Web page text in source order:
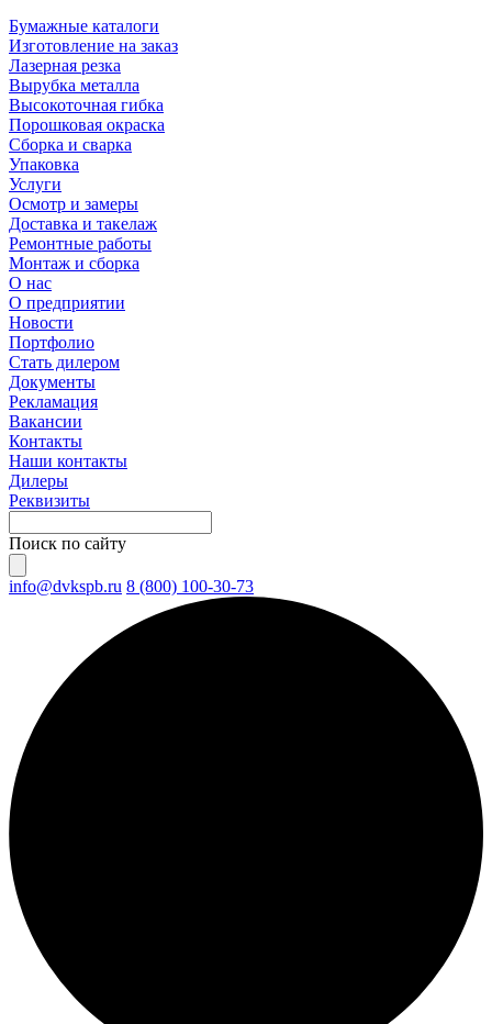
Бумажные каталоги
Изготовление на заказ
Лазерная резка
Вырубка металла
Высокоточная гибка
Порошковая окраска
Сборка и сварка
Упаковка
Услуги
Осмотр и замеры
Доставка и такелаж
Ремонтные работы
Монтаж и сборка
О нас
О предприятии
Новости
Портфолио
Стать дилером
Документы
Рекламация
Вакансии
Контакты
Наши контакты
Дилеры
Реквизиты
Поиск по сайту
info@dvkspb.ru 8 (800) 100-30-73